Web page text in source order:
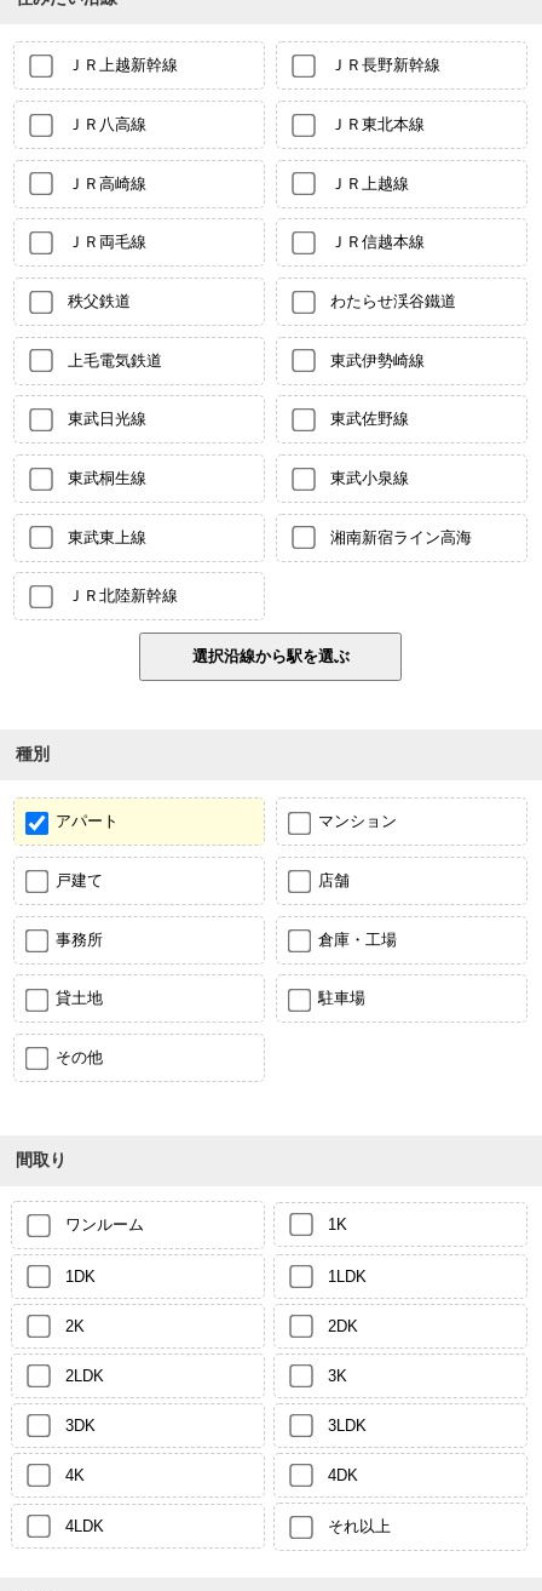
ＪＲ上越新幹線 ＪＲ長野新幹線
ＪＲ八高線 ＪＲ東北本線
ＪＲ高崎線 ＪＲ上越線
ＪＲ両毛線 ＪＲ信越本線
秩父鉄道 わたらせ渓谷鐵道
上毛電気鉄道 東武伊勢崎線
東武日光線 東武佐野線
東武桐生線 東武小泉線
東武東上線 湘南新宿ライン高海
ＪＲ北陸新幹線
種別
アパート マンション
戸建て 店舗
事務所 倉庫・工場
貸土地 駐車場
その他
間取り
ワンルーム 1K
1DK 1LDK
2K 2DK
2LDK 3K
3DK 3LDK
4K 4DK
4LDK それ以上